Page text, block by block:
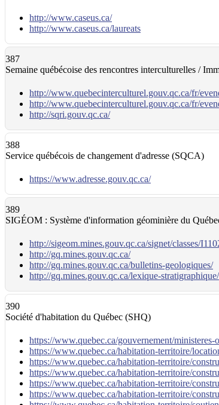
http://www.caseus.ca/
http://www.caseus.ca/laureats
387
Semaine québécoise des rencontres interculturelles /
http://www.quebecinterculturel.gouv.qc.ca/fr/
http://www.quebecinterculturel.gouv.qc.ca/fr/
http://sqri.gouv.qc.ca/
388
Service québécois de changement d'adresse (SQCA)
https://www.adresse.gouv.qc.ca/
389
SIGÉOM : Système d'information géominière du
http://sigeom.mines.gouv.qc.ca/signet/classes/
http://gq.mines.gouv.qc.ca/
http://gq.mines.gouv.qc.ca/bulletins-geologiques/
http://gq.mines.gouv.qc.ca/lexique-stratigraphique/
390
Société d'habitation du Québec (SHQ)
https://www.quebec.ca/gouvernement/ministeres-
https://www.quebec.ca/habitation-territoire/
https://www.quebec.ca/habitation-territoire/
https://www.quebec.ca/habitation-territoire/
https://www.quebec.ca/habitation-territoire/
https://www.quebec.ca/habitation-territoire/